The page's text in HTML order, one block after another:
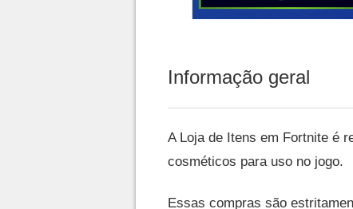
Informação geral
A Loja de Itens em Fortnite é
cosméticos para uso no jogo.
Essas compras são